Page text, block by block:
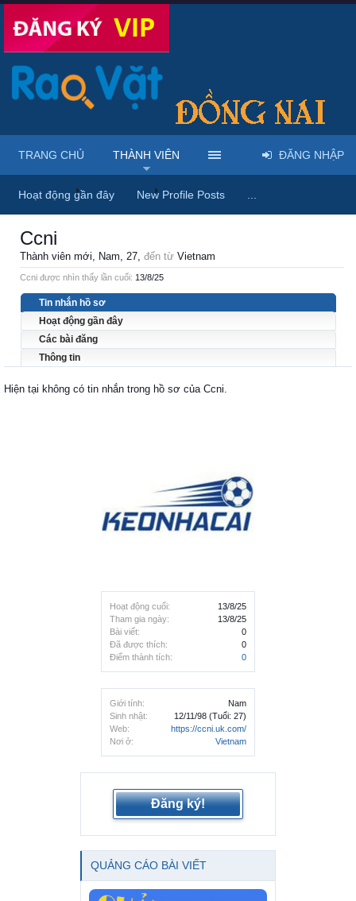
Trang chủ Thành viên Ccni
Hoạt động cuối:
13/8/25
Tham gia ngày:
13/8/25
Bài viết:
0
Đã được thích:
0
Điểm thành tích:
0
Giới tính:
Nam
Sinh nhật:
12/11/98 (Tuổi: 27)
Web:
https://ccni.uk.com/
Nơi ở:
Vietnam
Ccni
Thành viên mới, Nam, 27, đến từ Vietnam
Ccni được nhìn thấy lần cuối: 13/8/25
Tin nhắn hồ sơ
Hoạt động gần đây
Các bài đăng
Thông tin
Hiện tại không có tin nhắn trong hồ sơ của Ccni.
Đăng ký!
QUẢNG CÁO BÀI VIẾT
TRANG CHỦ THÀNH VIÊN
Hoạt động gần đây New Profile Posts
ĐĂNG NHẬP